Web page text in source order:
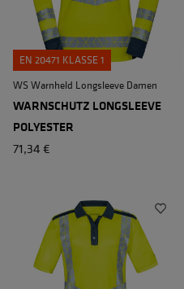
EN 20471 KLASSE 1
WS Warnheld Longsleeve Damen
WARNSCHUTZ LONGSLEEVE
POLYESTER
71,34 €